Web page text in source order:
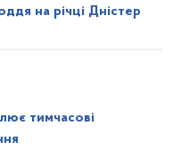
на річці Дністер
тимчасові